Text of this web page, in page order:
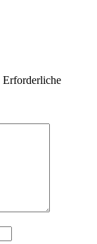
Erforderliche